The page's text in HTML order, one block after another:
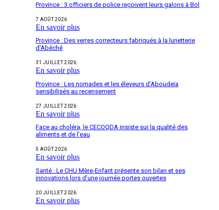
Province : 3 officiers de police reçoivent leurs galons à Bol
7 AOÛT 2026
En savoir plus
Province : Des verres correcteurs fabriqués à la lunetterie
d’Abéché
31 JUILLET 2026
En savoir plus
Province : Les nomades et les éleveurs d’Aboudeïa
sensibilisés au recensement
27 JUILLET 2026
En savoir plus
Face au choléra, le CECOQDA insiste sur la qualité des
aliments et de l’eau
5 AOÛT 2026
En savoir plus
Santé : Le CHU Mère-Enfant présente son bilan et ses
innovations lors d’une journée portes ouvertes
20 JUILLET 2026
En savoir plus